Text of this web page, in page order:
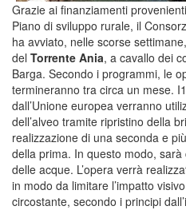
Grazie ai finanziamenti
Piano di sviluppo rurale, il
ha avviato, nelle scorse
del Torrente Ania, a cavallo dei
Barga. Secondo i programmi, le
termineranno tra circa un mese.
dall’Unione europea verranno
dell’alveo tramite ripristino della
realizzazione di una seconda e
della prima. In questo modo,
delle acque. L’opera verrà
in modo da limitare l’impatto
circostante, secondo i principi